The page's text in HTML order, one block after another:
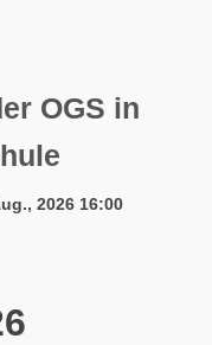
OGS in
2026 16:00